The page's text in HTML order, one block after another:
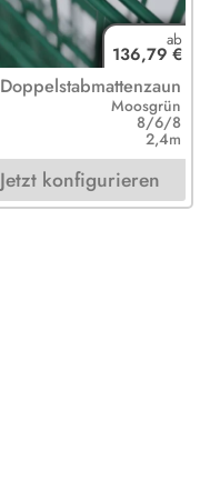
136,79 €
Doppelstabmattenzaun
Moosgrün
8/6/8
2,4m
Jetzt konfigurieren